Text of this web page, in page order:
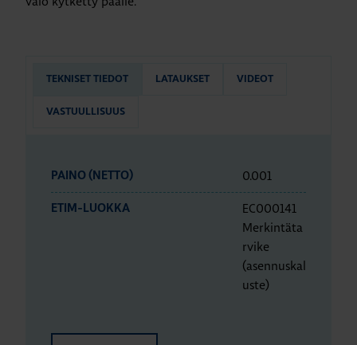
TEKNISET TIEDOT LATAUKSET VIDEOT
VASTUULLISUUS
PAINO (NETTO) 0.001
ETIM-LUOKKA
EC000141
Merkintäta
rvike
(asennuskal
uste)